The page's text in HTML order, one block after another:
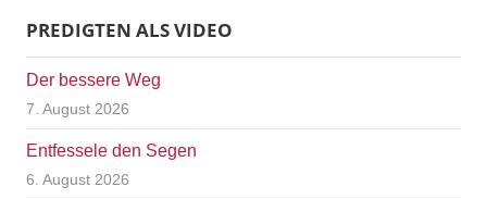
PREDIGTEN ALS VIDEO
Der bessere Weg
7. August 2026
Entfessele den Segen
6. August 2026